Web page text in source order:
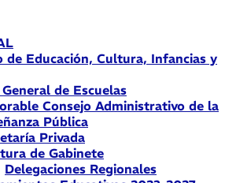
de Educación, Cultura, Infancias y
de Escuelas
Consejo Administrativo de la
Pública
Privada
de Gabinete
Delegaciones Regionales